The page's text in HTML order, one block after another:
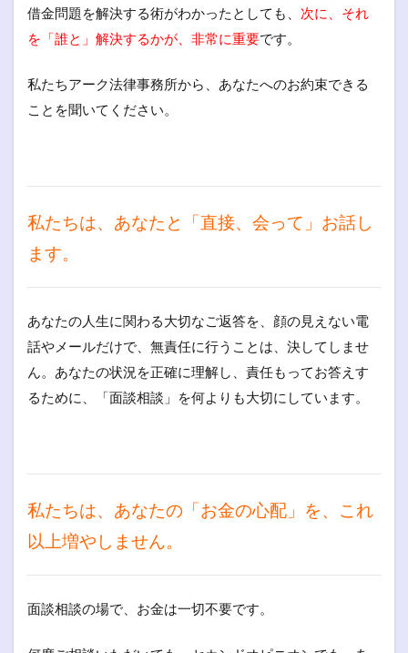
借金問題を解決する術がわかったとしても、 次に、それ
を「誰と」解決するかが、非常に重要です。
私たちアーク法律事務所から、あなたへのお約束できる
ことを聞いてください。
私たちは、あなたと「直接、会って」お話し
ます。
あなたの人生に関わる大切なご返答を、顔の見えない電
話やメールだけで、無責任に行うことは、決してしませ
ん。あなたの状況を正確に理解し、責任もってお答えす
るために、「面談相談」を何よりも大切にしています。
私たちは、あなたの「お金の心配」を、これ
以上増やしません。
面談相談の場で、お金は一切不要です。